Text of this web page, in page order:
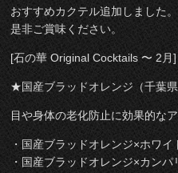
おすすめカクテル追加しました。
是非ご賞味ください。
[石の華 Original Cocktails 〜 2月]
★国産ブラッドオレンジ（千葉県
目や身体の老化防止に効果的な
・国産ブラッドオレンジ×ホ
・国産ブラッドオレンジ×カ